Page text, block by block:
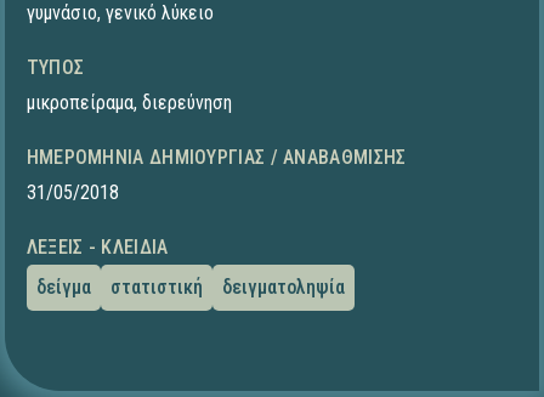
γυμνάσιο, γενικό λύκειο
ΤΎΠΟΣ
μικροπείραμα, διερεύνηση
ΗΜΕΡΟΜΗΝΊΑ ΔΗΜΙΟΥΡΓΊΑΣ / ΑΝΑΒΆΘΜΙΣΗΣ
31/05/2018
ΛΈΞΕΙΣ - ΚΛΕΙΔΙΆ
δείγμα
στατιστική δειγματοληψία